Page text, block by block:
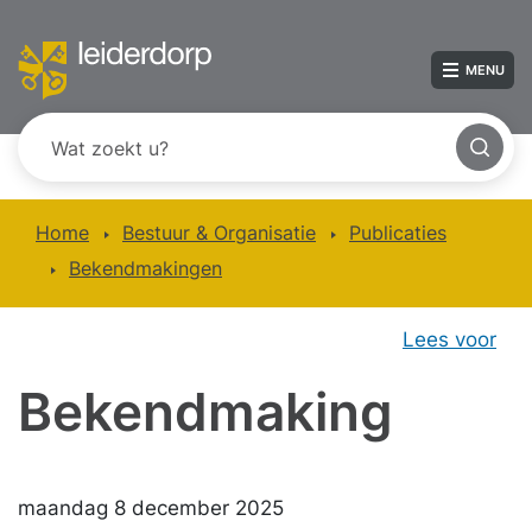
MENU
Home Bestuur & Organisatie
Publicaties
Bekendmakingen
Lees voor
Bekendmaking
maandag 8 december 2025